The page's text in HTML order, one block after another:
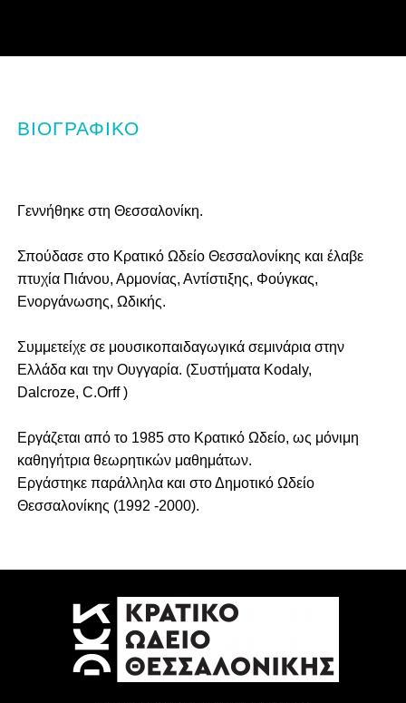
ΒΙΟΓΡΑΦΙΚΌ
Γεννήθηκε στη Θεσσαλονίκη.
Σπούδασε στο Κρατικό Ωδείο Θεσσαλονίκης και έλαβε
πτυχία Πιάνου, Αρμονίας, Αντίστιξης, Φούγκας,
Ενοργάνωσης, Ωδικής.
Συμμετείχε σε μουσικοπαιδαγωγικά σεμινάρια στην
Ελλάδα και την Ουγγαρία. (Συστήματα Κodaly,
Dalcroze, C.Orff )
Εργάζεται από το 1985 στο Κρατικό Ωδείο, ως μόνιμη
καθηγήτρια θεωρητικών μαθημάτων.
Εργάστηκε παράλληλα και στο Δημοτικό Ωδείο
Θεσσαλονίκης (1992 -2000).